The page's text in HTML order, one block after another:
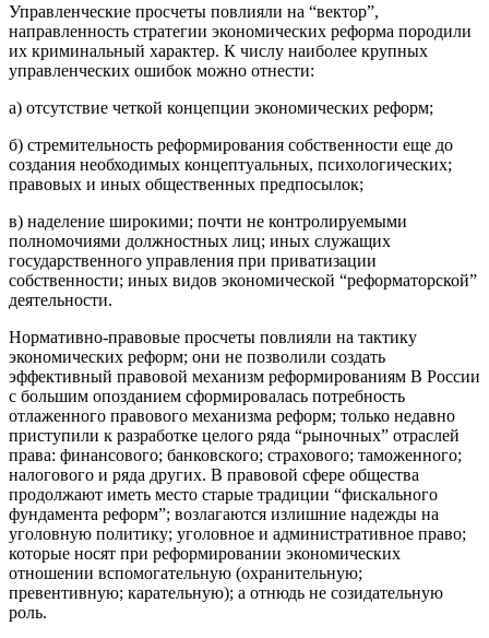
Управленческие просчеты повлияли на “вектор”,
направленность стратегии экономических реформа породили
их криминальный характер. К числу наиболее крупных
управленческих ошибок можно отнести:
а) отсутствие четкой концепции экономических реформ;
б) стремительность реформирования собственности еще до
создания необходимых концептуальных, психологических;
правовых и иных общественных предпосылок;
в) наделение широкими; почти не контролируемыми
полномочиями должностных лиц; иных служащих
государственного управления при приватизации
собственности; иных видов экономической “реформаторской”
деятельности.
Нормативно-правовые просчеты повлияли на тактику
экономических реформ; они не позволили создать
эффективный правовой механизм реформированиям В России
с большим опозданием сформировалась потребность
отлаженного правового механизма реформ; только недавно
приступили к разработке целого ряда “рыночных” отраслей
права: финансового; банковского; страхового; таможенного;
налогового и ряда других. В правовой сфере общества
продолжают иметь место старые традиции “фискального
фундамента реформ”; возлагаются излишние надежды на
уголовную политику; уголовное и административное право;
которые носят при реформировании экономических
отношении вспомогательную (охранительную;
превентивную; карательную); а отнюдь не созидательную
роль.